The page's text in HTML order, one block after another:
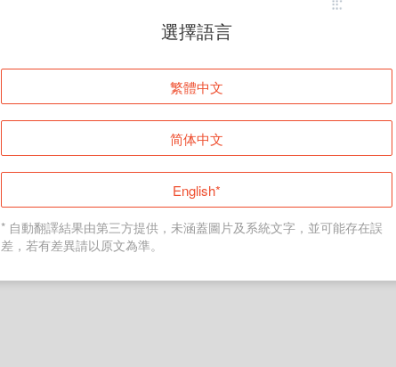
頁面無法顯示
登入
返回首頁
選擇語言
繁體中文
简体中文
English*
* 自動翻譯結果由第三方提供，未涵蓋圖片及系統文字，並可能存在誤
差，若有差異請以原文為準。